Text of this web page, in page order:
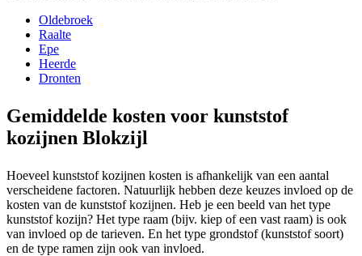
Oldebroek
Raalte
Epe
Heerde
Dronten
Gemiddelde kosten voor kunststof
kozijnen Blokzijl
Hoeveel kunststof kozijnen kosten is afhankelijk van een aantal
verscheidene factoren. Natuurlijk hebben deze keuzes invloed op de
kosten van de kunststof kozijnen. Heb je een beeld van het type
kunststof kozijn? Het type raam (bijv. kiep of een vast raam) is ook
van invloed op de tarieven. En het type grondstof (kunststof soort)
en de type ramen zijn ook van invloed.